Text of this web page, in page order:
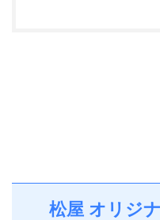
松屋 オリジ